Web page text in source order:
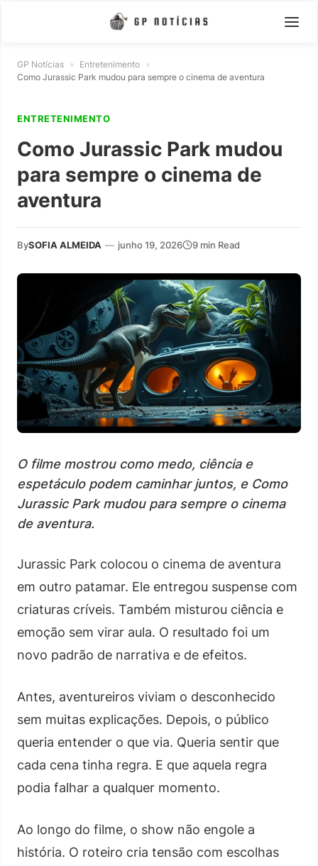
GP Notícias » Entretenimento »
Como Jurassic Park mudou para sempre o cinema de aventura
ENTRETENIMENTO
Como Jurassic Park mudou
para sempre o cinema de
aventura
BySOFIA ALMEIDA — junho 19, 2026 9 min Read
O filme mostrou como medo, ciência e
espetáculo podem caminhar juntos, e Como
Jurassic Park mudou para sempre o cinema
de aventura.
Jurassic Park colocou o cinema de aventura
em outro patamar. Ele entregou suspense com
criaturas críveis. Também misturou ciência e
emoção sem virar aula. O resultado foi um
novo padrão de narrativa e de efeitos.
Antes, aventureiros viviam o desconhecido
sem muitas explicações. Depois, o público
queria entender o que via. Queria sentir que
cada cena tinha regra. E que aquela regra
podia falhar a qualquer momento.
Ao longo do filme, o show não engole a
história. O roteiro cria tensão com escolhas